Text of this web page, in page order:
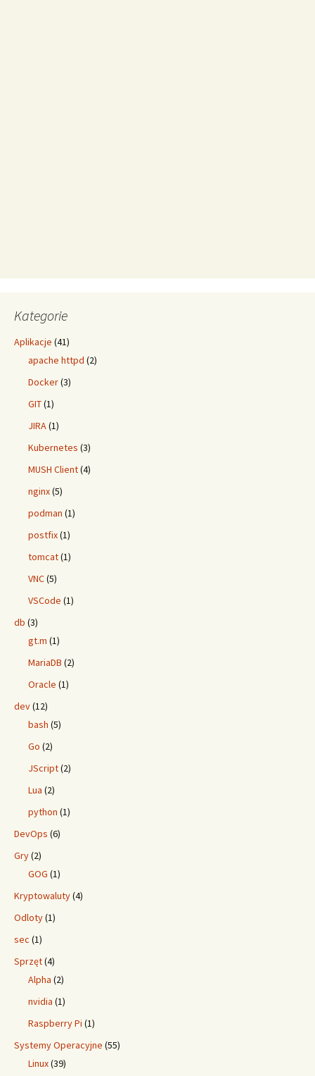
Kategorie
Aplikacje (41)
apache httpd (2)
Docker(3)
GIT(1)
JIRA(1)
Kubernetes (3)
MUSH Client(4)
nginx(5)
podman (1)
postfix(1)
tomcat(1)
VNC(5)
VSCode (1)
db (3)
gt.m (1)
MariaDB (2)
Oracle (1)
dev(12)
bash (5)
Go (2)
JScript(2)
Lua (2)
python (1)
DevOps (6)
Gry(2)
GOG (1)
Kryptowaluty(4)
Odloty(1)
sec (1)
Sprzęt(4)
Alpha (2)
nvidia (1)
Raspberry Pi (1)
Systemy Operacyjne (55)
Linux(39)